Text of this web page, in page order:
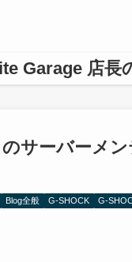
Garage 店長
サーバーメ
Blog全般 G-SHOCK G-